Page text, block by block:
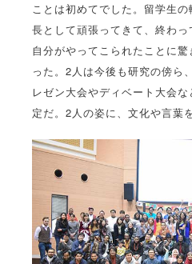
ことは初めてでした。留学生
長として頑張ってきて、終わ
自分がやってこられたことに
った。2人は今後も研究の傍ら
レゼン大会やディベート大会
定だ。2人の姿に、文化や言葉